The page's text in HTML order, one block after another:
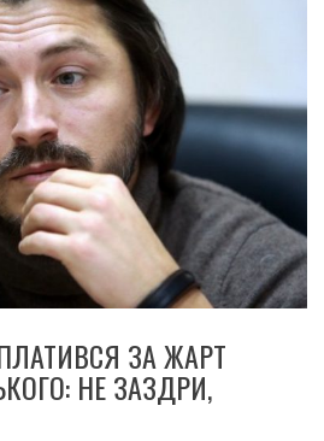
ЗА ЖАРТ
НЕ ЗАЗДРИ,